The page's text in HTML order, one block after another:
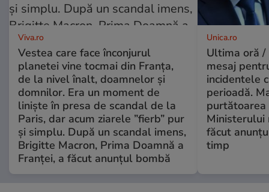
Viva.ro
Vestea care face înconjurul
planetei vine tocmai din Franța,
de la nivel înalt, doamnelor și
domnilor. Era un moment de
liniște în presa de scandal de la
Paris, dar acum ziarele ”fierb” pur
și simplu. După un scandal imens,
Brigitte Macron, Prima Doamnă a
Franței, a făcut anunțul bombă
Unica.ro
Ultima oră /
mesaj
incidentele
perioadă.
purtătoarea
Ministerului
făcut
timp